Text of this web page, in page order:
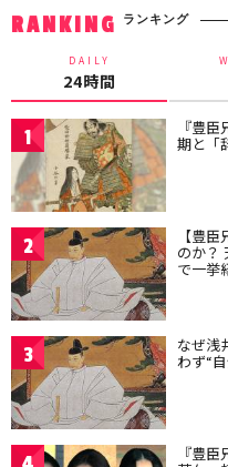
RANKING ランキング
DAILY
24時間
1 『豊
期と「
2 【豊
のか？
で一挙
3 なぜ浅
わず“
『豊